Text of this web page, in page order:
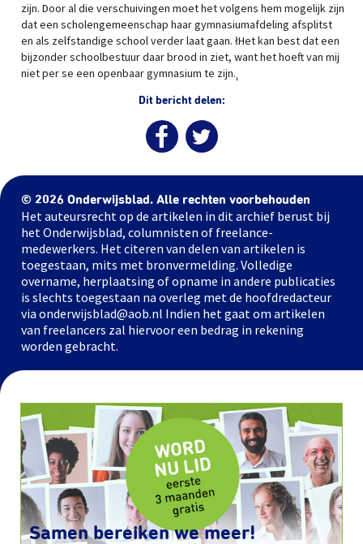
zijn. Door al die verschuivingen moet het volgens hem mogelijk zijn
dat een scholengemeenschap haar gymnasiumafdeling afsplitst
en als zelfstandige school verder laat gaan. łHet kan best dat een
bijzonder schoolbestuur daar brood in ziet, want het hoeft van mij
niet per se een openbaar gymnasium te zijn.˛
Dit bericht delen:
© 2026 Onderwijsblad. Alle rechten voorbehouden
Het auteursrecht op de artikelen in dit archief berust bij
het Onderwijsblad, columnisten of freelance-
medewerkers. Het citeren van delen van artikelen is
toegestaan, mits met bronvermelding. Volledige
overname, herplaatsing of opname in andere publicaties
is slechts toegestaan na overleg met de hoofdredacteur
via onderwijsblad@aob.nl Indien het gaat om artikelen
van freelancers zal hiervoor een bedrag in rekening
worden gebracht.
Samen bereiken we meer!